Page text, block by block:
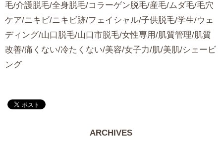
毛/介護脱毛/全身脱毛/コラーゲン脱毛/産毛/ムダ毛/毛穴
ケア/ニキビ/ニキビ跡/フェイシャル/子供脱毛/学生/ウェ
ディング/山口脱毛/山口市脱毛/女性専用/肌質管理/肌質
改善/痛くない/冷たくない/美容/女子力/肌/美肌/シェービ
ング
ARCHIVES